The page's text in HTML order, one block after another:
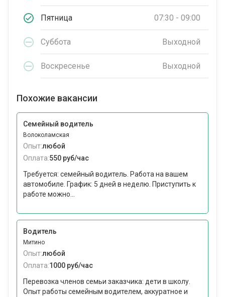
Пятница 07:30 - 09:00
Суббота Выходной
Воскресенье Выходной
Похожие вакансии
Семейный водитель
Волоколамская
Опыт:любой
Оплата:550 руб/час
Требуется: семейный водитель. Работа на вашем
автомобиле. График: 5 дней в неделю. Приступить к
работе можно...
Водитель
Митино
Опыт:любой
Оплата:1000 руб/час
Перевозка членов семьи заказчика: дети в школу.
Опыт работы семейным водителем, аккуратное и